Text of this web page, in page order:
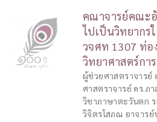
คณาจารย์คณะ
ไปเป็นวิทยากร
วจศท 1307 ท่อ
วิทยาศาสตร์ก
ผู้ช่วยศาสตราจารย์
ศาสตราจารย์ ดร.ภ
วิชาภาษาตะวันตก
วิจิตรโสภณ อาจาร